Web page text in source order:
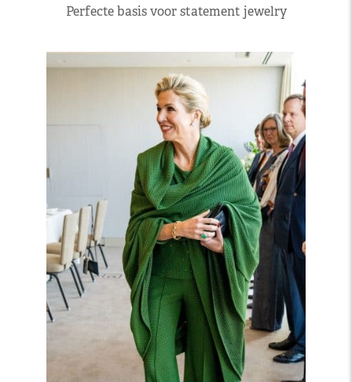
Perfecte basis voor statement jewelry